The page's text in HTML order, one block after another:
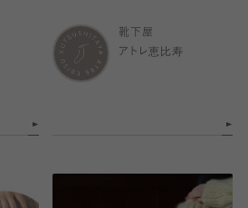
靴下屋
アトレ恵比寿